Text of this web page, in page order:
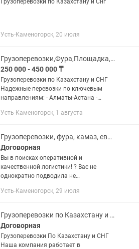
Грузоперевозки по Казахстану и Снг
Усть-Каменогорск, 20 июля
Грузоперевозки,Фура,Площадка,Трал,Рефрижератор,Камаз
250 000 - 450 000 ₸
Грузоперевозки по Казахстану и СНГ
Надежные перевозки по ключевым
направлениям: - Алматы-Астана -
Алматы-Устькаман - Алматы - Орал -
Усть-Каменогорск, 1 августа
Грузоперевозки, фура, камаз, еврофура, тралл, рефрижератор
Договорная
Вы в поисках оперативной и
качественной логистики! ? Вас не
однократно подводила не
устраивает ценовая политика
надежный партнер,...
Усть-Каменогорск, 29 июля
Грузоперевозки по Казахстану и СНГ фура трал рефрижератор камаз тентовка ша
Договорная
Грузоперевозки По Казахстану и СНГ
Наша компания работает в